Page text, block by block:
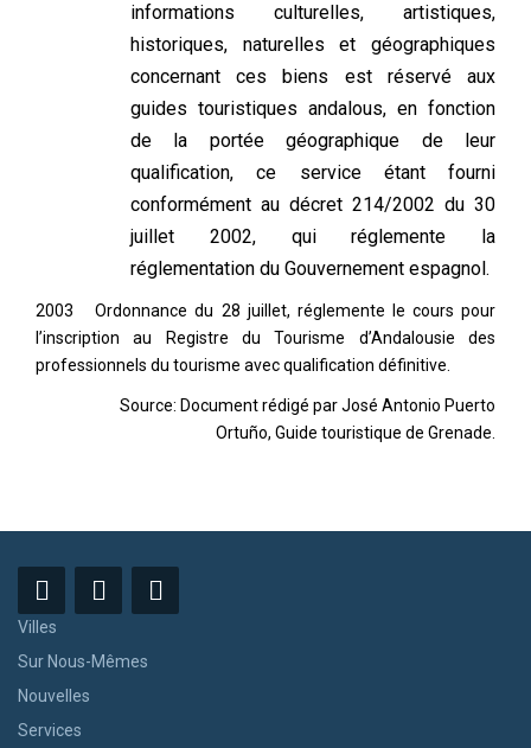
informations culturelles, artistiques,
historiques, naturelles et géographiques
concernant ces biens est réservé aux
guides touristiques andalous, en fonction
de la portée géographique de leur
qualification, ce service étant fourni
conformément au décret 214/2002 du 30
juillet 2002, qui réglemente la
réglementation du Gouvernement espagnol.
2003 Ordonnance du 28 juillet, réglemente le cours pour
l’inscription au Registre du Tourisme d’Andalousie des
professionnels du tourisme avec qualification définitive.
Source: Document rédigé par José Antonio Puerto
Ortuño, Guide touristique de Grenade.
Villes
Sur Nous-Mêmes
Nouvelles
Services